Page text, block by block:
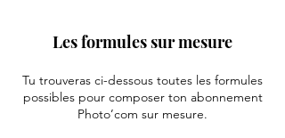
Les formules sur mesure
Tu trouveras ci-dessous toutes les formules
possibles pour composer ton abonnement
Photo’com sur mesure.